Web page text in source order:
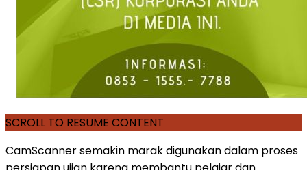
SCROLL TO RESUME CONTENT
CamScanner semakin marak digunakan dalam proses